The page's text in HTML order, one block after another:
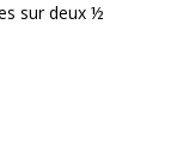
sur deux ½